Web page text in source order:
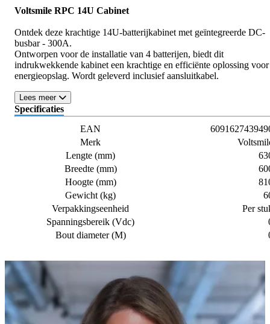
Voltsmile RPC 14U Cabinet
Ontdek deze krachtige 14U-batterijkabinet met geïntegreerde DC-
busbar - 300A.
Ontworpen voor de installatie van 4 batterijen, biedt dit
indrukwekkende kabinet een krachtige en efficiënte oplossing voor
energieopslag. Wordt geleverd inclusief aansluitkabel.
Lees meer
Specificaties
EAN
Merk
Lengte (mm)
Breedte (mm)
Hoogte (mm)
Gewicht (kg)
Verpakkingseenheid
Per
Spanningsbereik (Vdc)
Bout diameter (M)